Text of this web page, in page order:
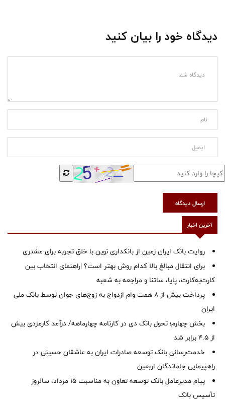
دیدگاه خود را بیان کنید
ارسال دیدگاه
آخرین اخبار
روایت بانک ایران زمین از بانکداری نوین با خلق تجربه برای مشتری
برای انتقال مبالغ بالا کدام روش بهتر است؟ |راهنمای انتخاب بین
کارت‌به‌کارت، پایا، ساتنا و مراجعه به شعبه
پرداخت بیش از ۸ همت وام ازدواج به زوج‌های جوان توسط بانک ملی
ایران
بخش چهارم؛ تحول بانک دی در کارنامه چهارماهه/ درآمد کارمزدی بیش
از ۴.۵ برابر شد
خدمت‌رسانی بانک توسعه صادرات ایران به عاشقان حسینی در
راهپیمایی جاماندگان اربعین
پیام مدیرعامل بانک توسعه تعاون به مناسبت 15 مرداد، سالروز
تأسیس بانک